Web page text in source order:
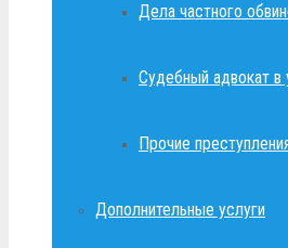
Дела частного
Судебный адвокат в
Прочие
Дополнительные услуги